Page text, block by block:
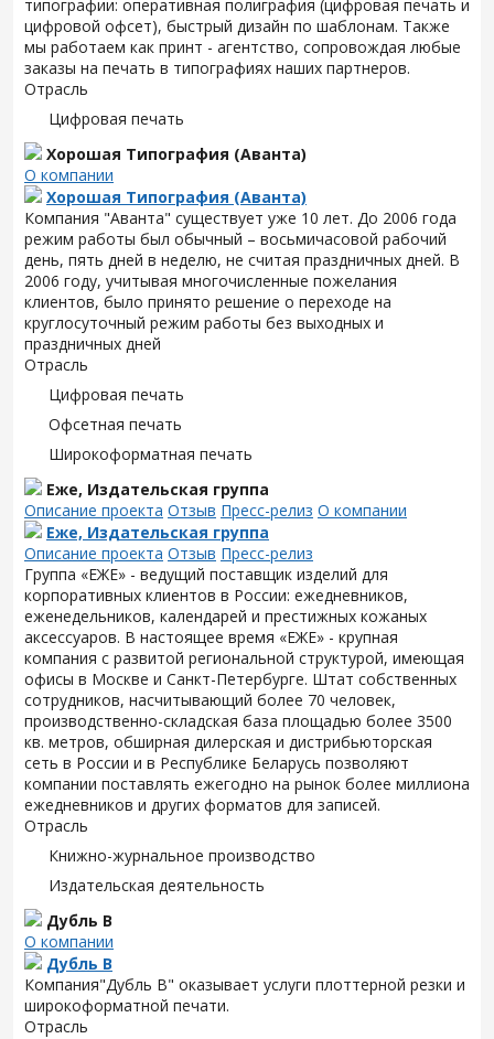
типографии: оперативная полиграфия (цифровая печать и
цифровой офсет), быстрый дизайн по шаблонам. Также
мы работаем как принт - агентство, сопровождая любые
заказы на печать в типографиях наших партнеров.
Отрасль
Цифровая печать
Хорошая Типография (Аванта)
О компании
Хорошая Типография (Аванта)
Компания "Аванта" существует уже 10 лет. До 2006 года
режим работы был обычный – восьмичасовой рабочий
день, пять дней в неделю, не считая праздничных дней. В
2006 году, учитывая многочисленные пожелания
клиентов, было принято решение о переходе на
круглосуточный режим работы без выходных и
праздничных дней
Отрасль
Цифровая печать
Офсетная печать
Широкоформатная печать
Еже, Издательская группа
Описание проекта Отзыв Пресс-релиз О компании
Еже, Издательская группа
Описание проекта Отзыв Пресс-релиз
Группа «ЕЖЕ» - ведущий поставщик изделий для
корпоративных клиентов в России: ежедневников,
еженедельников, календарей и престижных кожаных
аксессуаров. В настоящее время «ЕЖЕ» - крупная
компания с развитой региональной структурой, имеющая
офисы в Москве и Санкт-Петербурге. Штат собственных
сотрудников, насчитывающий более 70 человек,
производственно-складская база площадью более 3500
кв. метров, обширная дилерская и дистрибьюторская
сеть в России и в Республике Беларусь позволяют
компании поставлять ежегодно на рынок более миллиона
ежедневников и других форматов для записей.
Отрасль
Книжно-журнальное производство
Издательская деятельность
Дубль В
О компании
Дубль В
Компания"Дубль В" оказывает услуги плоттерной резки и
широкоформатной печати.
Отрасль